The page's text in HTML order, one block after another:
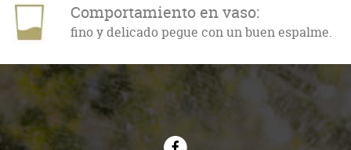
Comportamiento en vaso:
fino y delicado pegue con un buen espalme.